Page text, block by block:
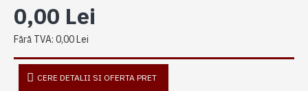
0,00 Lei
Fără TVA: 0,00 Lei
CERE DETALII SI OFERTA PRET